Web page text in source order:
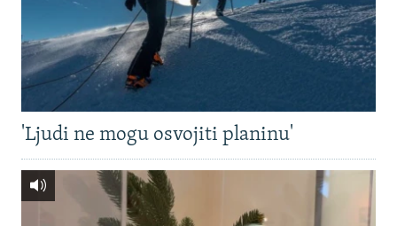
'Ljudi ne mogu osvojiti planinu'